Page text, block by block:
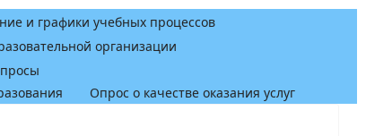
и графики учебных процессов
организации
Опрос о качестве оказания услуг